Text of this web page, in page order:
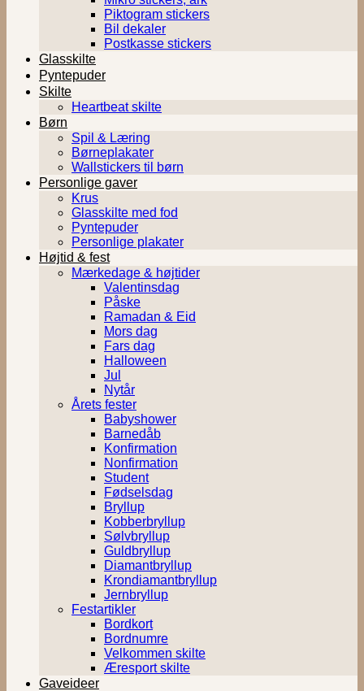
Piktogram stickers
Bil dekaler
Postkasse stickers
Glasskilte
Pyntepuder
Skilte
Heartbeat skilte
Børn
Spil & Læring
Børneplakater
Wallstickers til børn
Personlige gaver
Krus
Glasskilte med fod
Pyntepuder
Personlige plakater
Højtid & fest
Mærkedage & højtider
Valentinsdag
Påske
Ramadan & Eid
Mors dag
Fars dag
Halloween
Jul
Nytår
Årets fester
Babyshower
Barnedåb
Konfirmation
Nonfirmation
Student
Fødselsdag
Bryllup
Kobberbryllup
Sølvbryllup
Guldbryllup
Diamantbryllup
Krondiamantbryllup
Jernbryllup
Festartikler
Bordkort
Bordnumre
Velkommen skilte
Æresport skilte
Gaveideer